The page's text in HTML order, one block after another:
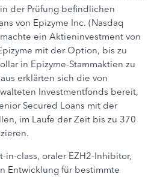
der Prüfung befindlichen
von Epizyme Inc. (Nasdaq
machte ein Aktieninvestment von
mit der Option, bis zu
in Epizyme-Stammaktien zu
erklärten sich die von
Investmentfonds bereit,
Secured Loans mit der
im Laufe der Zeit bis zu 370
in-class, oraler EZH2-Inhibitor,
Entwicklung für bestimmte